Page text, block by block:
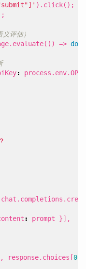
). click();
. evaluate(() =>
: process . env.
chat . completions .
: prompt
}],
, response. choices [0